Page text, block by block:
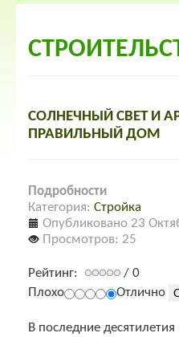
СОЛНЕЧНЫЙ СВЕТ И
ПРАВИЛЬНЫЙ ДОМ
Подробности
Категория: Стройка
Опубликовано 23
Просмотров: 25
Рейтинг:
/ 0
Плохо
Отлично
В последние